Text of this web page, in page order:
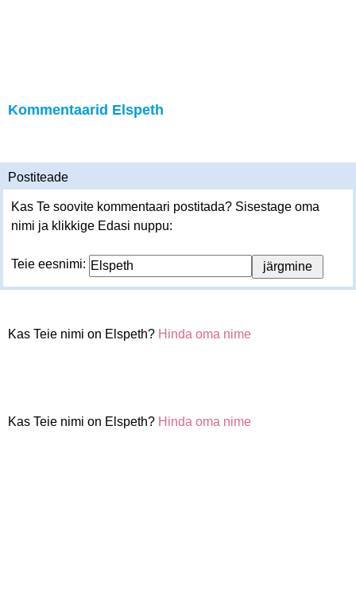
Kommentaarid Elspeth
Postiteade
Kas Te soovite kommentaari postitada? Sisestage oma
nimi ja klikkige Edasi nuppu:
Teie eesnimi:
Kas Teie nimi on Elspeth? Hinda oma nime
Kas Teie nimi on Elspeth? Hinda oma nime